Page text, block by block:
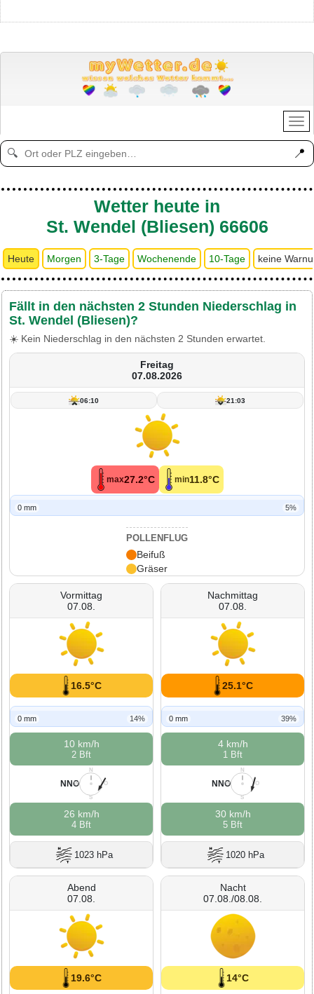
🔍 📍
Wetter heute in
St. Wendel (Bliesen) 66606
Heute Morgen 3-Tage Wochenende 10-Tage keine
Fällt in den nächsten 2 Stunden Niederschlag in
St. Wendel (Bliesen)?
☀️ Kein Niederschlag in den nächsten 2 Stunden erwartet.
Freitag
07.08.2026
06:10 21:03
max27.2°C min11.8°C
0 mm 5%
POLLENFLUG
Beifuß
Gräser
Vormittag
07.08.
16.5°C
0 mm 14%
10 km/h
2 Bft
N
O
S
W
NNO
26 km/h
4 Bft
1023 hPa
Nachmittag
07.08.
25.1°C
0 mm 39%
4 km/h
1 Bft
N
O
S
W
NNO
30 km/h
5 Bft
1020 hPa
Abend
07.08.
19.6°C
Nacht
07.08./08.08.
14°C